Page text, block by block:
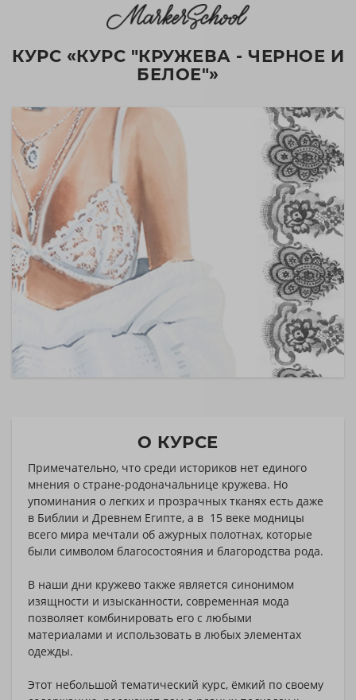
КУРС «КУРС "КРУЖЕВА - ЧЕРНОЕ И
БЕЛОЕ"»
О КУРСЕ
Примечательно, что среди историков нет единого
мнения о стране-родоначальнице кружева. Но
упоминания о легких и прозрачных тканях есть даже
в Библии и Древнем Египте, а в 15 веке модницы
всего мира мечтали об ажурных полотнах, которые
были символом благосостояния и благородства рода.
В наши дни кружево также является синонимом
изящности и изысканности, современная мода
позволяет комбинировать его с любыми
материалами и использовать в любых элементах
одежды.
Этот небольшой тематический курс, ёмкий по своему